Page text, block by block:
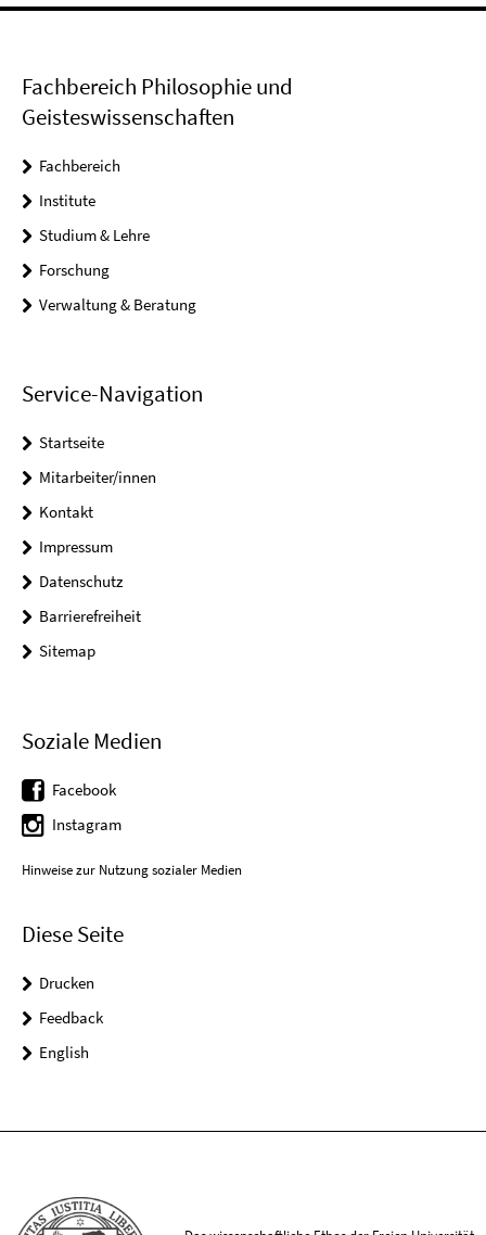
Fachbereich Philosophie und
Geisteswissenschaften
Fachbereich
Institute
Studium & Lehre
Forschung
Verwaltung & Beratung
Service-Navigation
Startseite
Mitarbeiter/innen
Kontakt
Impressum
Datenschutz
Barrierefreiheit
Sitemap
Soziale Medien
Facebook
Instagram
Hinweise zur Nutzung sozialer Medien
Diese Seite
Drucken
Feedback
English